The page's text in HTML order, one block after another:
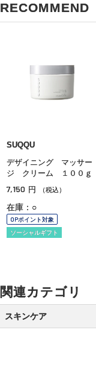
RECOMMEND
SUQQU
デザイニング マッサー
ジ クリーム １００ｇ
7,150 円 （税込）
在庫：○
OPポイント対象
ソーシャルギフト
関連カテゴリ
スキンケア